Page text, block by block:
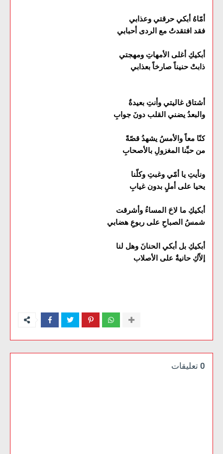
أمّاهُ أبكي حرقتي وعذابي
فقد افتقدتُ مع الردى أحبابي
أبكيكِ أغلى الأمهاتِ ومهجتي
ذابتْ حنيناً صارخاً بعذابي
أشتاق غاليتي وأنتِ بعيدةٌ
والبعدُ يضني القلب دونَ جوابِ
كنّا معاً والأمسُ يشهدُ قصّةً
من حبِّنا المغزولِ بالأصحابِ
ونأيتِ يا أمّي وغبتِ وكلّنا
يحيا على أملٍ بدون غيابِ
أبكيكِ ما لاحَ المساءُ وأشرقت
شمسُ الصباحِ على ربوعِ هضابي
أبكيكِ بل أبكي الحنانَ وهل لنا
إلاّكِ حانيةٌ على الأصلاب
0 تعليقات